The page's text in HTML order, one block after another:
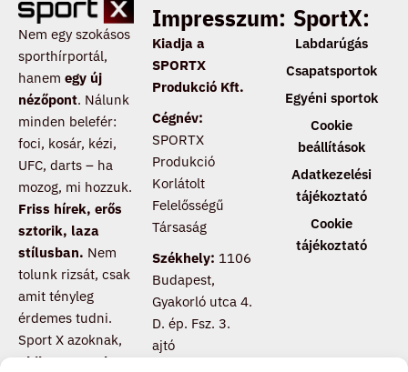
Nem egy szokásos
sporthírportál,
hanem egy új
nézőpont. Nálunk
minden belefér:
foci, kosár, kézi,
UFC, darts – ha
mozog, mi hozzuk.
Friss hírek, erős
sztorik, laza
stílusban. Nem
tolunk rizsát, csak
amit tényleg
érdemes tudni.
Sport X azoknak,
akik nem csak
Impresszum:
Kiadja a
SPORTX
Produkció Kft.
Cégnév:
SPORTX
Produkció
Korlátolt
Felelősségű
Társaság
Székhely: 1106
Budapest,
Gyakorló utca 4.
D. ép. Fsz. 3.
ajtó
SportX:
Labdarúgás
Csapatsportok
Egyéni sportok
Cookie
beállítások
Adatkezelési
tájékoztató
Cookie
tájékoztató